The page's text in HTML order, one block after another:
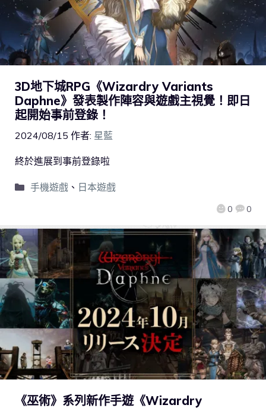
3D地下城RPG《Wizardry Variants
Daphne》發表製作陣容與遊戲主視覺！即日
起開始事前登錄！
2024/08/15 作者: 星藍
0 0
終於進展到事前登錄啦
手機遊戲、 日本遊戲
《巫術》系列新作手遊《Wizardry